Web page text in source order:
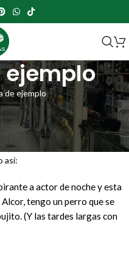
ejemplo
de ejemplo
a una entrada del blog
en la navegación de tu
de las personas comienzan
a los visitantes
así:
a actor de noche y esta
tengo un perro que se
(Y las tardes largas con